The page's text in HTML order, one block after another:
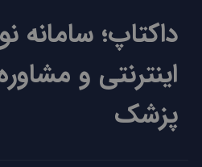
داکتاپ؛
اینترنتی و
پزشک